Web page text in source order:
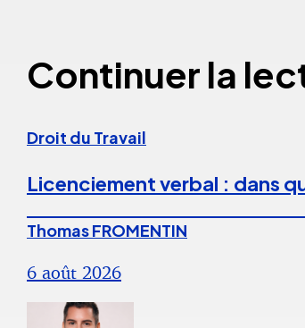
Continuer la
Droit du Travail
Licenciement verbal : dans
Thomas FROMENTIN
6 août 2026